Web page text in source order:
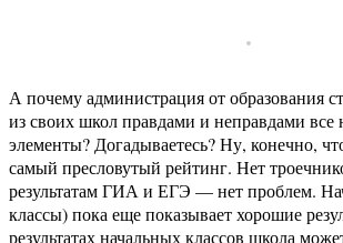
А почему администрация от образования
из своих школ правдами и неправдами
элементы? Догадываетесь? Ну, конечно,
самый пресловутый рейтинг. Нет
результатам ГИА и ЕГЭ — нет проблем.
классы) пока еще показывает хорошие
результатах начальных классов школа